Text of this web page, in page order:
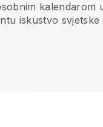
kalendarom
iskustvo svjetske